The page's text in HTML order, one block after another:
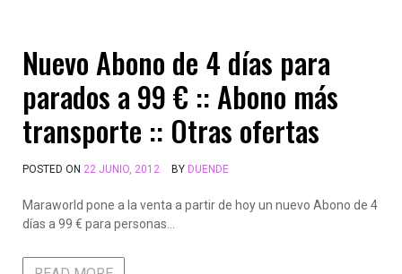
Nuevo Abono de 4 días para
parados a 99 € :: Abono más
transporte :: Otras ofertas
POSTED ON 22 JUNIO, 2012 BY DUENDE
Maraworld pone a la venta a partir de hoy un nuevo Abono de 4
días a 99 € para personas…